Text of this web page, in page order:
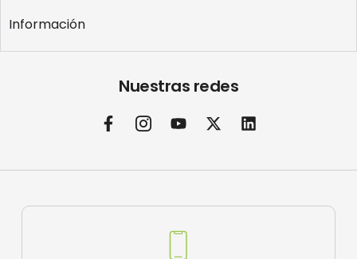
Información
Nuestras redes
F
a
e
o
I
c
n
i
Y
t
b
X
-
w
t
L
i
k
d